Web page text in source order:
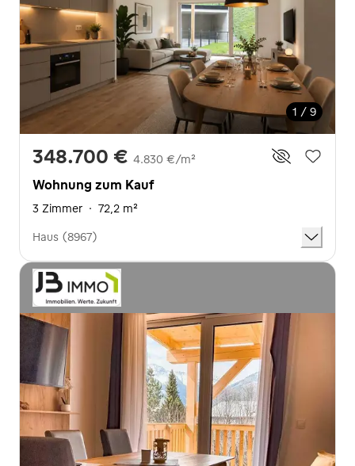
1 / 9
348.700 € 4.830 €/m²
Wohnung zum Kauf
3 Zimmer · 72,2 m²
Haus (8967)